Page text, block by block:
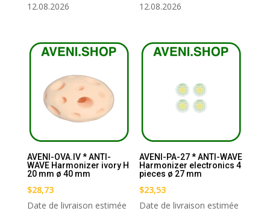
12.08.2026
12.08.2026
AVENI-OVA.IV * ANTI-
WAVE Harmonizer ivory H
20 mm ø 40 mm
$28,73
Date de livraison estimée
AVENI-PA-27 * ANTI-WAVE
Harmonizer electronics 4
pieces ø 27 mm
$23,53
Date de livraison estimée